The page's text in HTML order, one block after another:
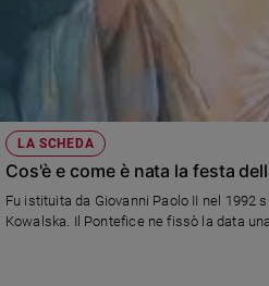
giorno
Società
e
valori
Ambiente
LA SCHEDA
Cos'è e come è nata la festa
Fu istituita da Giovanni Paolo II nel 1992
Kowalska. Il Pontefice ne fissò la data